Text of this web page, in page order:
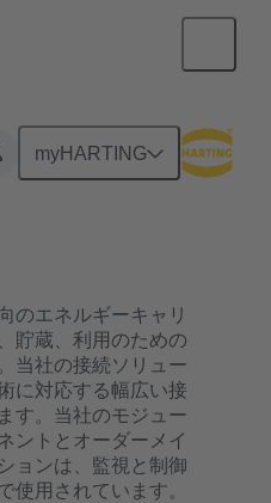
myHARTING
のエネルギーキャリ
貯蔵、利用のための
当社の接続ソリュー
に対応する幅広い接
す。当社のモジュー
ントとオーダーメイ
ョンは、監視と制御
使用されています。